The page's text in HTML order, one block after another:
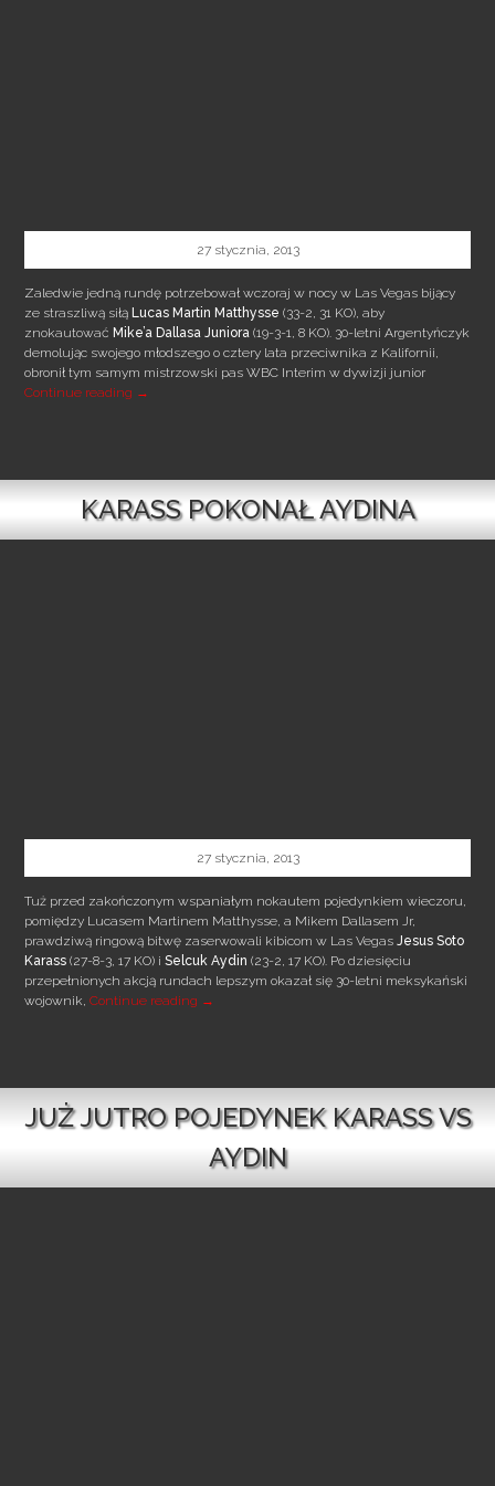
27 stycznia, 2013
Zaledwie jedną rundę potrzebował wczoraj w nocy w Las Vegas bijący
ze straszliwą siłąLucas Martin Matthysse (33-2, 31 KO), aby
znokautowaćMike’a Dallasa Juniora (19-3-1, 8 KO). 30-letni Argentyńczyk
demolując swojego młodszego o cztery lata przeciwnika z Kalifornii,
obronił tym samym mistrzowski pas WBC Interim w dywizji junior
Continue reading
KOLEJNY NOKAUT ARGENTYŃSKIEJ MASZYNY DO BICIA
→
KARASS POKONAŁ AYDINA
27 stycznia, 2013
Tuż przed zakończonym wspaniałym nokautem pojedynkiem wieczoru,
pomiędzy Lucasem Martinem Matthysse, a Mikem Dallasem Jr,
prawdziwą ringową bitwę zaserwowali kibicom w Las Vegas Jesus Soto
Karass (27-8-3, 17 KO) iSelcuk Aydin (23-2, 17 KO). Po dziesięciu
przepełnionych akcją rundach lepszym okazał się 30-letni meksykański
wojownik,Continue reading KARASS POKONAŁ AYDINA
→
JUŻ JUTRO POJEDYNEK KARASS VS
AYDIN